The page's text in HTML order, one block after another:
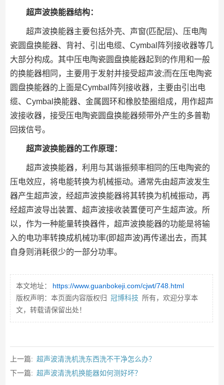
超声波换能器结构：
超声波换能器主要包括外壳、声窗(匹配层)、压电陶
瓷圆盘换能器、背衬、引出电缆、Cymbal阵列接收器等几
大部分构成。其中压电陶瓷圆盘换能器起到的作用和一般
的换能器相同，主要用于发射并接受超声波;而在压电陶瓷
圆盘换能器的上面是Cymbal阵列接收器，主要由引出电
缆、Cymbal换能器、金属圆环和橡胶垫圈组成，用作超声
波接收器，接受压电陶瓷圆盘换能器频带外产生的多普勒
回拨信号。
超声波换能器的工作原理：
超声波换能器，利用与其谐振频率相同的压电陶瓷的
压电效应，将电能转换为机械振动。通常先由超声波发生
器产生超声波，经超声波换能器将其转换为机械振动，再
经超声波导出装置、超声波接收装置便可产生超声波。所
以，作为一种能量转换器件，超声波换能器的功能是将输
入的电功率转换成机械功率(即超声波)再传递出去，而其
自身则消耗很少的一部分功率。
本文地址：
https://www.guanbokeji.com/cjwt/748.html
版权声明：本页面内容版权归 冠博科技 所有，欢迎分享本
文，转载请保留出处！
上一篇: 超声波清洗机洗东西洗不干净怎么办？
下一篇: 超声波清洗机换能器如何测好坏？